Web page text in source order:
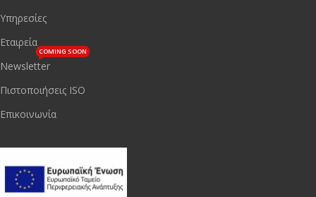
Υπηρεσίες
Εταιρεία
Newsletter
COMING SOON
Πιστοποιήσεις ISO
Επικοινωνία